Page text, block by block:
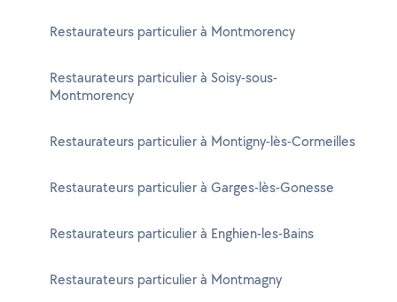
Restaurateurs particulier à Montmorency
Restaurateurs particulier à Soisy-sous-
Montmorency
Restaurateurs particulier à Montigny-lès-Cormeilles
Restaurateurs particulier à Garges-lès-Gonesse
Restaurateurs particulier à Enghien-les-Bains
Restaurateurs particulier à Montmagny